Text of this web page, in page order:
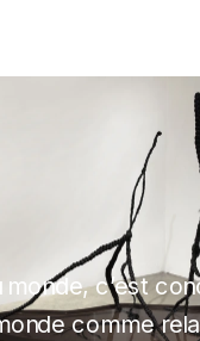
monde, c’est
comme